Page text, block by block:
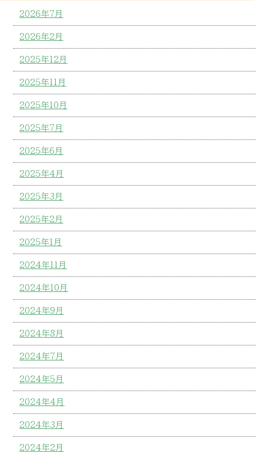
2026年7月
2026年2月
2025年12月
2025年11月
2025年10月
2025年7月
2025年6月
2025年4月
2025年3月
2025年2月
2025年1月
2024年11月
2024年10月
2024年9月
2024年8月
2024年7月
2024年5月
2024年4月
2024年3月
2024年2月